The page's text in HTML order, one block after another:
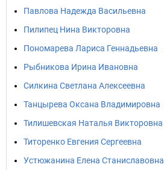
Павлова Надежда Васильевна
Пилипец Нина Викторовна
Пономарева Лариса Геннадьевна
Рыбникова Ирина Ивановна
Силкина Светлана Алексеевна
Танцырева Оксана Владимировна
Тилишевская Наталья Викторовна
Титоренко Евгения Сергеевна
Устюжанина Елена Станиславовна